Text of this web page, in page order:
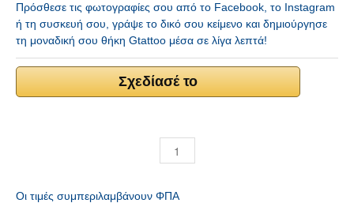
Πρόσθεσε τις φωτογραφίες σου από το Facebook, το Instagram
ή τη συσκευή σου, γράψε το δικό σου κείμενο και δημιούργησε
τη μοναδική σου θήκη Gtattoo μέσα σε λίγα λεπτά!
Σχεδίασέ το
Οι τιμές συμπεριλαμβάνουν ΦΠΑ